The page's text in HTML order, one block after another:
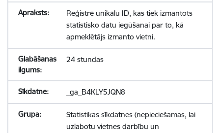
Reģistrē unikālu ID, kas tiek izmantots
statistisko datu iegūšanai par to, kā
apmeklētājs izmanto vietni.
24 stundas
_ga_B4KLY5JQN8
Statistikas sīkdatnes (nepieciešamas, lai
uzlabotu vietnes darbību un